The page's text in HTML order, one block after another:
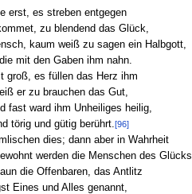
erst, es streben entgegen
zu blendend das Glück,
kaum weiß zu sagen ein Halbgott,
mit den Gaben ihm nahn.
groß, es füllen das Herz ihm
er zu brauchen das Gut,
fast ward ihm Unheiliges heilig,
törig und gütig berührt. [96]
dies; dann aber in Wahrheit
werden die Menschen des Glücks
die Offenbaren, das Antlitz
Eines und Alles genannt,